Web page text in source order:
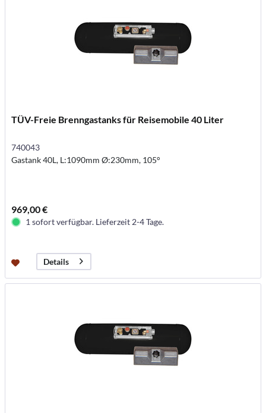
TÜV-Freie Brenngastanks für Reisemobile 40 Liter
740043
Gastank 40L, L:1090mm Ø:230mm, 105°
969,00 €
1 sofort verfügbar. Lieferzeit 2-4 Tage.
Details